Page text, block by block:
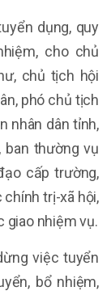
dụng, quy
cho chủ
chủ tịch hội
phó chủ tịch
nhân dân tỉnh,
ban thường vụ
cấp trường,
trị-xã hội,
giao nhiệm vụ.
việc tuyển
bổ nhiệm,